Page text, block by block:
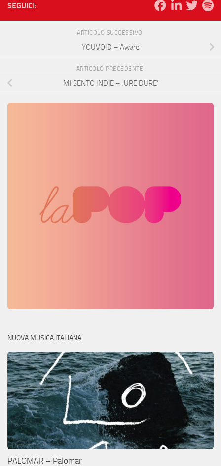
SEGUICI:
ARTICOLO SUCCESSIVO
YOUVOID – Aware
ARTICOLO PRECEDENTE
MI SENTO INDIE – JURE DURE’
NUOVA MUSICA ITALIANA
PALOMAR – Palomar